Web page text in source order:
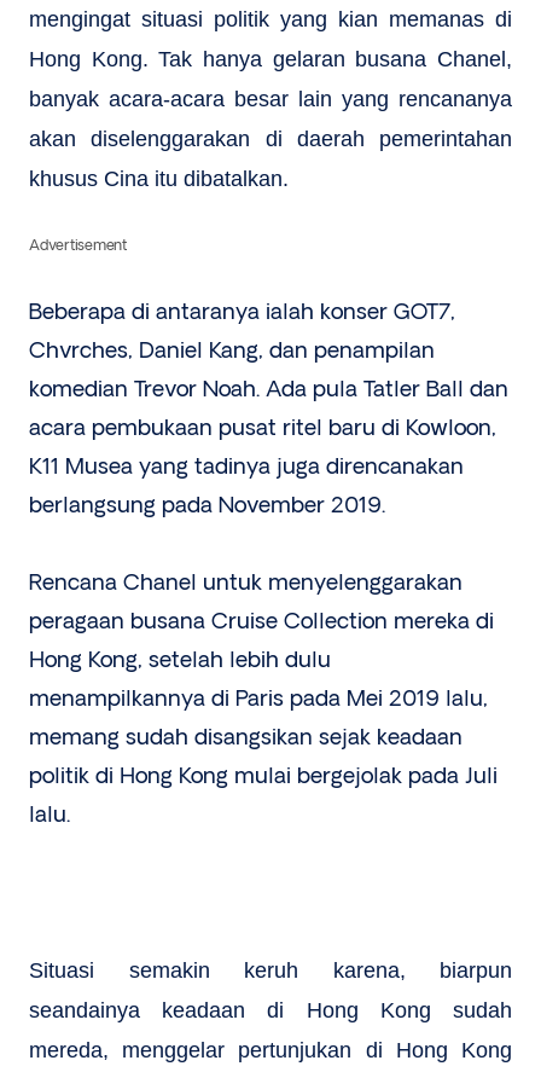
mengingat situasi politik yang kian memanas di
Hong Kong. Tak hanya gelaran busana Chanel,
banyak acara-acara besar lain yang rencananya
akan diselenggarakan di daerah pemerintahan
khusus Cina itu dibatalkan.
Advertisement
Beberapa di antaranya ialah konser GOT7,
Chvrches, Daniel Kang, dan penampilan
komedian Trevor Noah. Ada pula Tatler Ball dan
acara pembukaan pusat ritel baru di Kowloon,
K11 Musea yang tadinya juga direncanakan
berlangsung pada November 2019.
Rencana Chanel untuk menyelenggarakan
peragaan busana Cruise Collection mereka di
Hong Kong, setelah lebih dulu
menampilkannya di Paris pada Mei 2019 lalu,
memang sudah disangsikan sejak keadaan
politik di Hong Kong mulai bergejolak pada Juli
lalu.
Situasi semakin keruh karena, biarpun
seandainya keadaan di Hong Kong sudah
mereda, menggelar pertunjukan di Hong Kong